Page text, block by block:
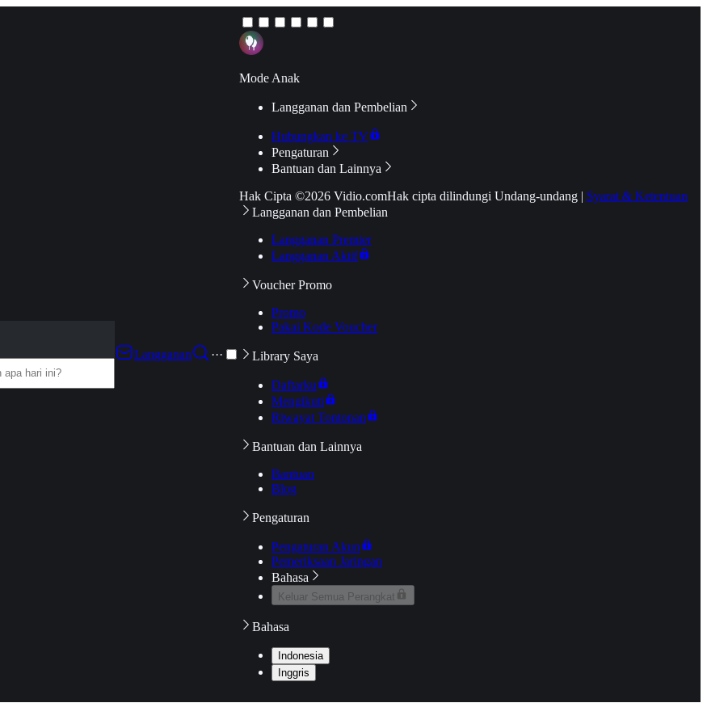
Langganan
···
Mode Anak
Langganan dan Pembelian
Hubungkan ke TV
Pengaturan
Bantuan dan Lainnya
Hak Cipta ©2026 Vidio.comHak cipta dilindungi Undang-undang | Syarat & Ketentuan
Langganan dan Pembelian
Langganan Premier
Langganan Aktif
Voucher Promo
Promo
Pakai Kode Voucher
Library Saya
Daftarku
Mengikuti
Riwayat Tontonan
Bantuan dan Lainnya
Bantuan
Blog
Pengaturan
Pengaturan Akun
Pemeriksaan Jaringan
Bahasa
Keluar Semua Perangkat
Bahasa
Indonesia
Inggris